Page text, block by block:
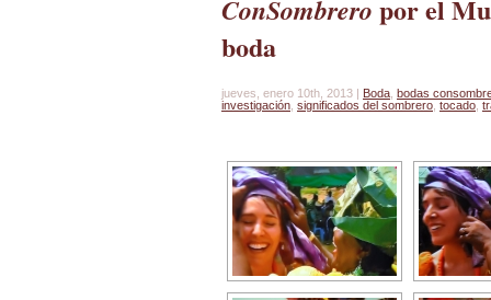
ConSombrero por el
boda
jueves, enero 10th, 2013 | Boda bodas
investigación significados del sombrero tocado